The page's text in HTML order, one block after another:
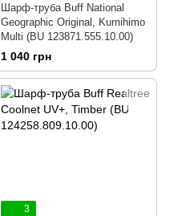
Шарф-труба Buff National
Geographic Original, Kumihimo
Multi (BU 123871.555.10.00)
1 040 грн
3